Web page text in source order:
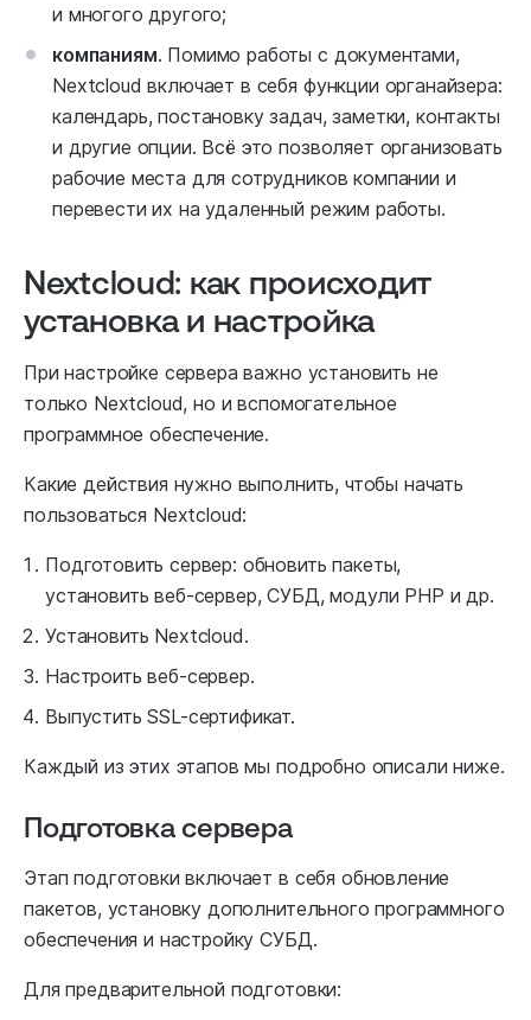
и многого другого;
компаниям. Помимо работы с документами,
Nextcloud включает в себя функции органайзера:
календарь, постановку задач, заметки, контакты
и другие опции. Всё это позволяет организовать
рабочие места для сотрудников компании и
перевести их на удаленный режим работы.
Nextcloud: как происходит
установка и настройка
При настройке сервера важно установить не
только Nextcloud, но и вспомогательное
программное обеспечение.
Какие действия нужно выполнить, чтобы начать
пользоваться Nextcloud:
Подготовить сервер: обновить пакеты,
установить веб-сервер, СУБД, модули PHP и др.
Установить Nextcloud.
Настроить веб-сервер.
Выпустить SSL-сертификат.
Каждый из этих этапов мы подробно описали ниже.
Подготовка сервера
Этап подготовки включает в себя обновление
пакетов, установку дополнительного программного
обеспечения и настройку СУБД.
Для предварительной подготовки: